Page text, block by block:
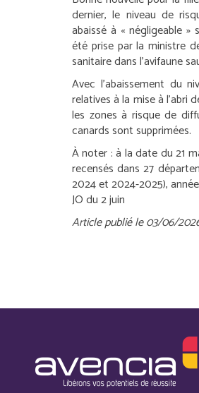
dernier, le niveau de
abaissé à « négligeable
été prise par la ministre
sanitaire dans l’avifaune
Avec l’abaissement du
relatives à la mise à l’abri
les zones à risque de
canards sont supprimées.
À noter :à la date du 21
recensés dans 27
2024 et 2024-2025),
JO du 2 juin
Article publié le 03/06/